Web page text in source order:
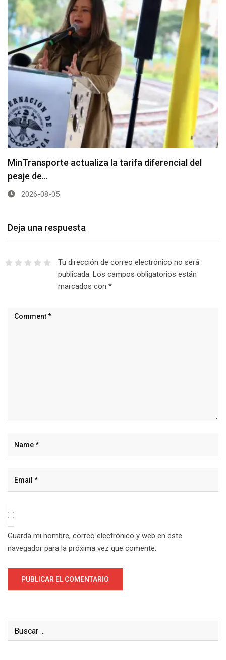
MinTransporte actualiza la tarifa diferencial del
peaje de…
2026-08-05
Deja una respuesta
Tu dirección de correo electrónico no será
publicada. Los campos obligatorios están
marcados con *
Guarda mi nombre, correo electrónico y web en este
navegador para la próxima vez que comente.